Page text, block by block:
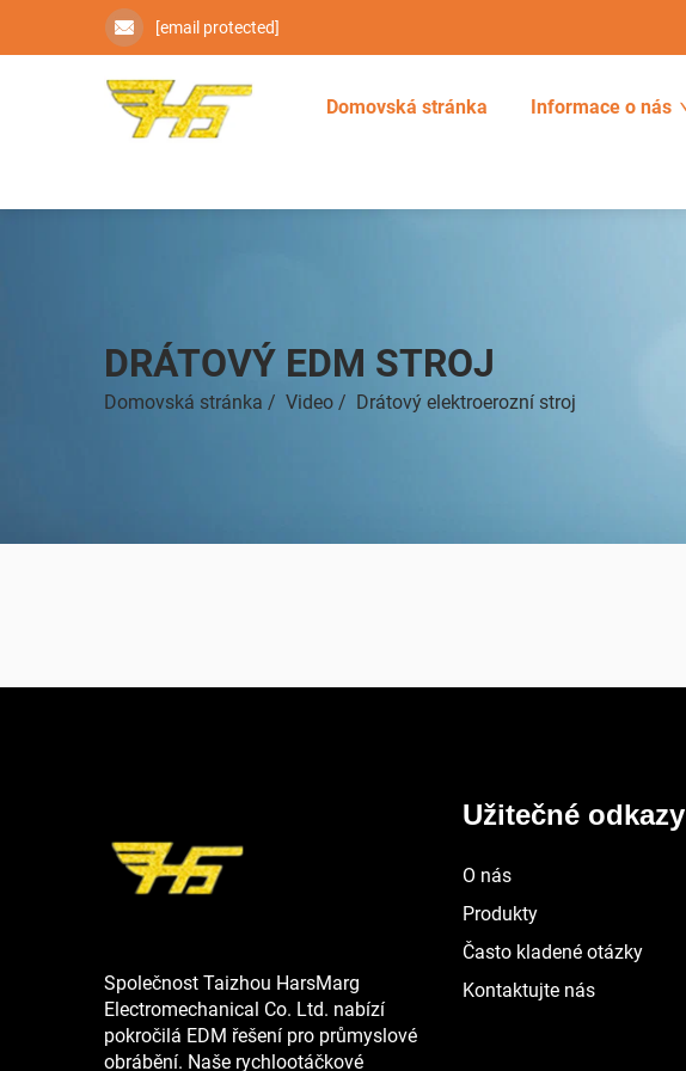
[email protected]
Domovská stránka Informace o nás
DRÁTOVÝ EDM STROJ
Domovská stránka / Video / Drátový elektroerozní stroj
Společnost Taizhou HarsMarg
Electromechanical Co. Ltd. nabízí
pokročilá EDM řešení pro průmyslové
obrábění. Naše rychlootáčkové
Užitečné odkazy
O nás
Produkty
Často kladené otázky
Kontaktujte nás